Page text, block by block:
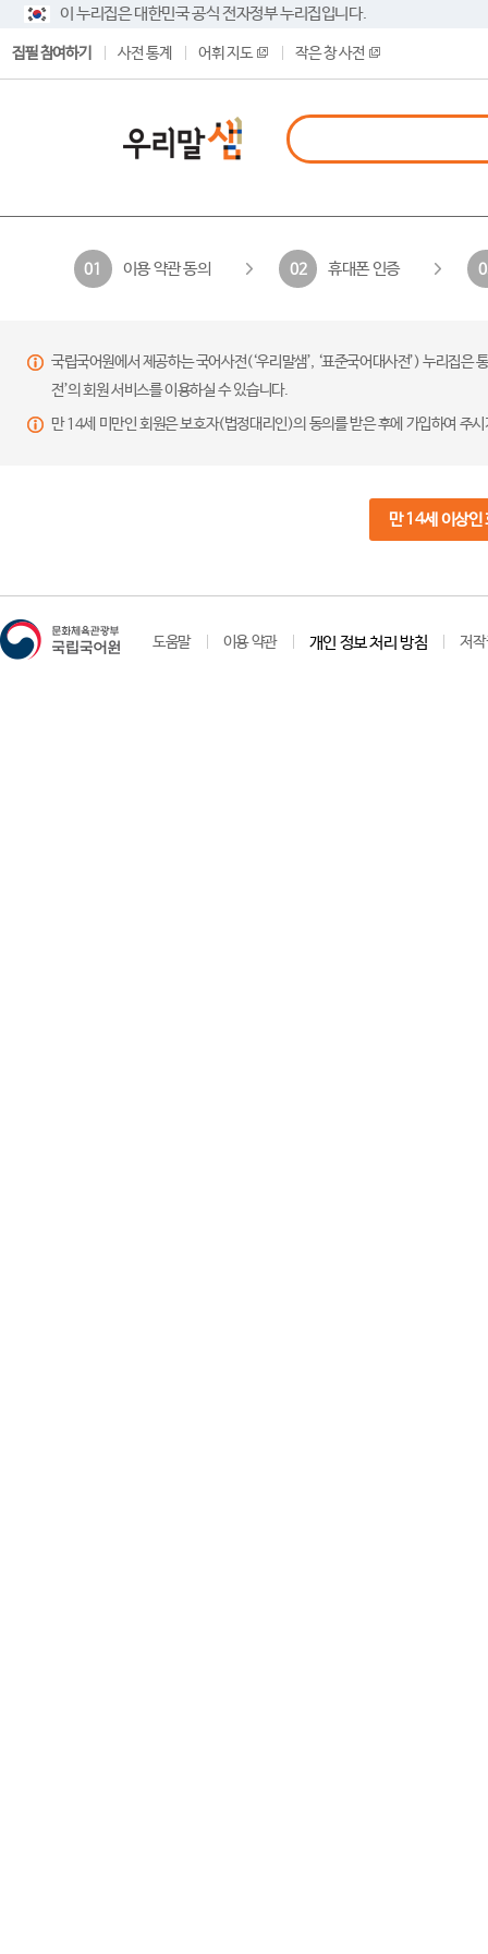
이 누리집은 대한민국 공식 전자정부 누리집입니다.
집필 참여하기 사전 통계 어휘 지도 작은 창 사전
01 이용 약관 동의 02 휴대폰 인증
국립국어원에서 제공하는 국어사전(‘우리말샘’, ‘표준국어대사전’) 누리집
전’의 회원 서비스를 이용하실 수 있습니다.
만 14세 미만인 회원은 보호자(법정대리인)의 동의를 받은 후에 가입하여 주
만 14세 이상인
도움말 이용 약관 개인 정보 처리 방침 저